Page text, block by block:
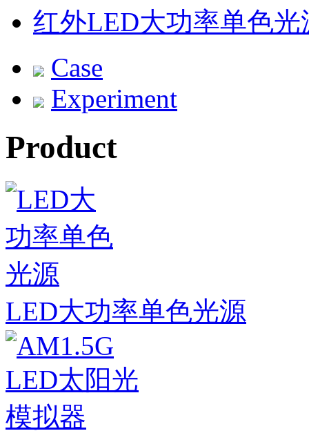
红外LED大功率单色光
Case
Experiment
Product
LED大功率单色光源